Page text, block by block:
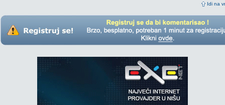
Idi na